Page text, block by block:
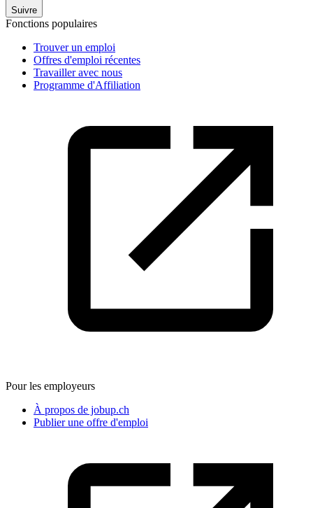
Suivre
Fonctions populaires
Trouver un emploi
Offres d'emploi récentes
Travailler avec nous
Programme d'Affiliation
Pour les employeurs
À propos de jobup.ch
Publier une offre d'emploi